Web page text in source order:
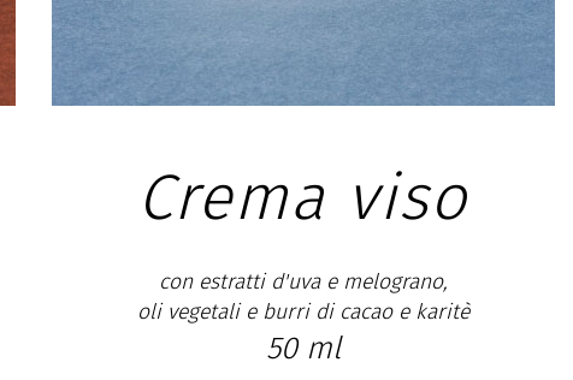
Crema viso
con estratti d'uva e melograno,
oli vegetali e burri di cacao e karitè
50 ml